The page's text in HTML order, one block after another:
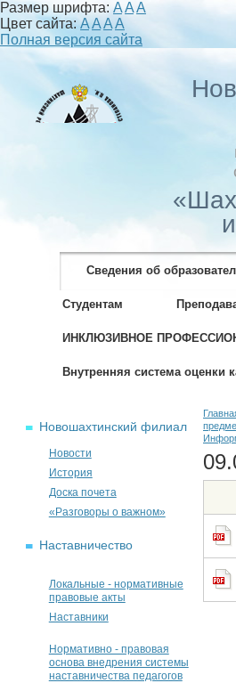
Размер шрифта: AAA
Цвет сайта:AAAA
Полная версия сайта
Сведения об
Студентам
ИНКЛЮЗИВНОЕ
Внутренняя система оценки
Новошахтинский филиал
Новости
История
Доска почета
«Разговоры о важном»
Наставничество
Локальные - нормативные
правовые акты
Наставники
Нормативно - правовая
основа внедрения системы
наставничества педагогов